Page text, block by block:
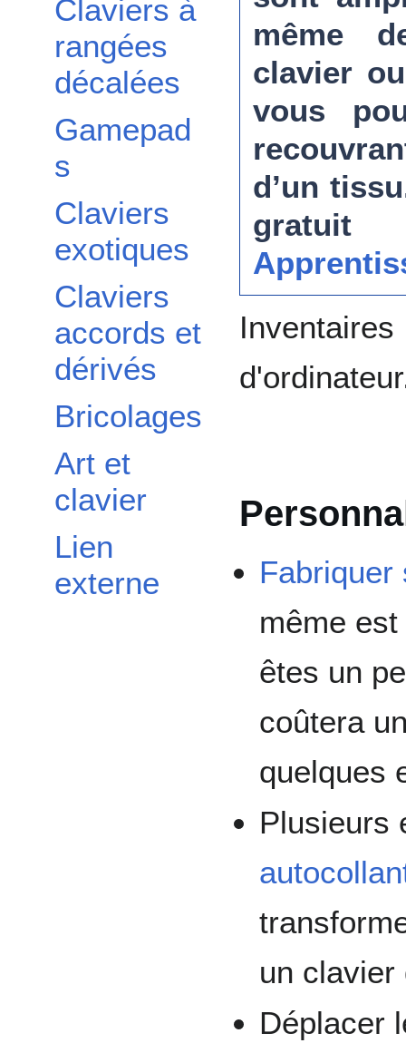
Claviers à
rangées
décalées
Gamepad
s
Claviers
exotiques
Claviers
accords et
dérivés
Bricolages
Art et
clavier
Lien
externe
même
clavier
vous
d’un
Fabriquer
même
êtes un
coûtera
quelques
Plusieurs
un clavier
Déplacer